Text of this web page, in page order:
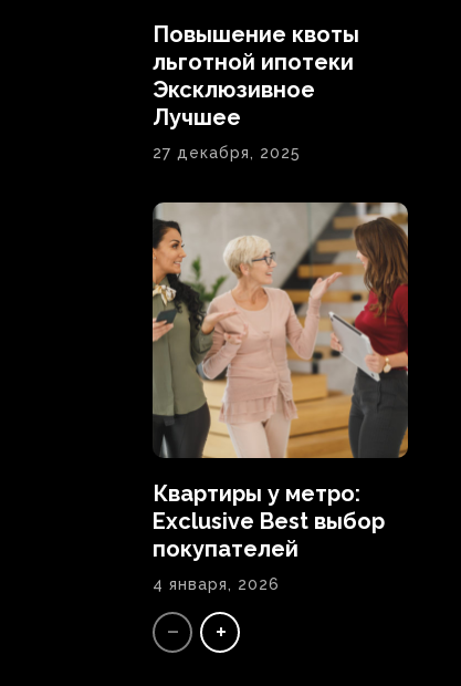
Повышение квоты
льготной ипотеки
Эксклюзивное
Лучшее
27 декабря, 2025
Квартиры у метро:
Exclusive Best выбор
покупателей
4 января, 2026